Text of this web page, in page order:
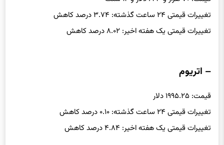
تغییرات قیمتی ۲۴ ساعت گذشته: ۳.۷۴ درصد کاهش
تغییرات قیمتی یک هفته اخیر: ۸.۰۲ درصد کاهش
– اتریوم
قیمت: ۱۹۹۵.۲۵ دلار
تغییرات قیمتی ۲۴ ساعت گذشته: ۰.۱۰ درصد کاهش
تغییرات قیمتی یک هفته اخیر: ۴.۸۴ درصد کاهش